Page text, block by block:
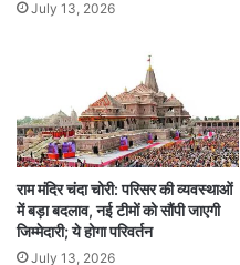
July 13, 2026
राम मंदिर चंदा चोरी: परिसर की व्यवस्थाओं
में बड़ा बदलाव, नई टीमों को सौंपी जाएगी
जिम्मेदारी; ये होगा परिवर्तन
July 13, 2026